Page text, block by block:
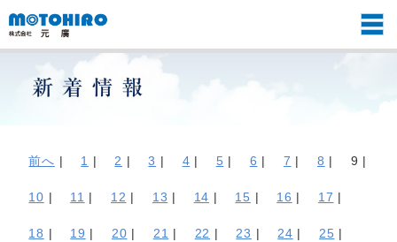
前へ | 1 | 2 | 3 | 4 | 5 | 6 | 7 | 8 | 9 |
10 | 11 | 12 | 13 | 14 | 15 | 16 | 17 |
18 | 19 | 20 | 21 | 22 | 23 | 24 | 25 |